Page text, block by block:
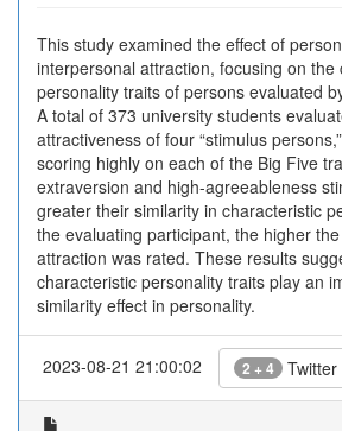
This study examined the effect of
interpersonal attraction, focusing on the
personality traits of persons evaluated
A total of 373 university students
attractiveness of four “stimulus
scoring highly on each of the Big Five
extraversion and high-agreeableness
greater their similarity in characteristic
the evaluating participant, the higher
attraction was rated. These results
characteristic personality traits play an
similarity effect in personality.
2023-08-21 21:00:02 2 + 4 Twitter